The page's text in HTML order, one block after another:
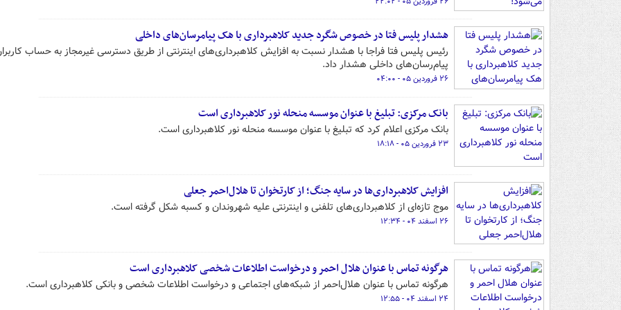
هشدار پلیس فتا در خصوص شگرد جدید کلاهبرداری با هک پیامرسان‌های داخلی
رئیس پلیس فتا فراجا با هشدار نسبت به افزایش کلاهبرداری‌های اینترنتی از طریق دسترسی غیرمجاز به حساب
پیام‌رسان‌های داخلی هشدار داد.
۲۶ فروردین ۰۵ - ۰۴:۰۰
بانک مرکزی: تبلیغ با عنوان موسسه منحله نور کلاهبرداری است
بانک مرکزی اعلام کرد که تبلیغ با عنوان موسسه منحله نور کلاهبرداری است.
۲۳ فروردین ۰۵ - ۱۸:۱۸
افزایش کلاهبرداری‌ها در سایه جنگ؛ از کارتخوان تا هلال‌احمر جعلی
موج تازه‌ای از کلاهبرداری‌های تلفنی و اینترنتی علیه شهروندان و کسبه شکل گرفته است.
۲۶ اسفند ۰۴ - ۱۲:۳۴
هرگونه تماس با عنوان هلال احمر و درخواست اطلاعات شخصی کلاهبرداری است
هرگونه تماس با عنوان هلال‌احمر از شبکه‌های اجتماعی و درخواست اطلاعات شخصی و بانکی کلاهبرداری است.
۲۴ اسفند ۰۴ - ۱۲:۵۵